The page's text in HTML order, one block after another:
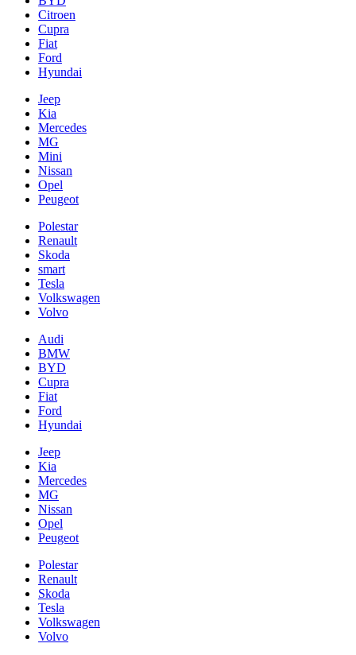
Citroen
Cupra
Fiat
Ford
Hyundai
Jeep
Kia
Mercedes
MG
Mini
Nissan
Opel
Peugeot
Polestar
Renault
Skoda
smart
Tesla
Volkswagen
Volvo
Audi
BMW
BYD
Cupra
Fiat
Ford
Hyundai
Jeep
Kia
Mercedes
MG
Nissan
Opel
Peugeot
Polestar
Renault
Skoda
Tesla
Volkswagen
Volvo